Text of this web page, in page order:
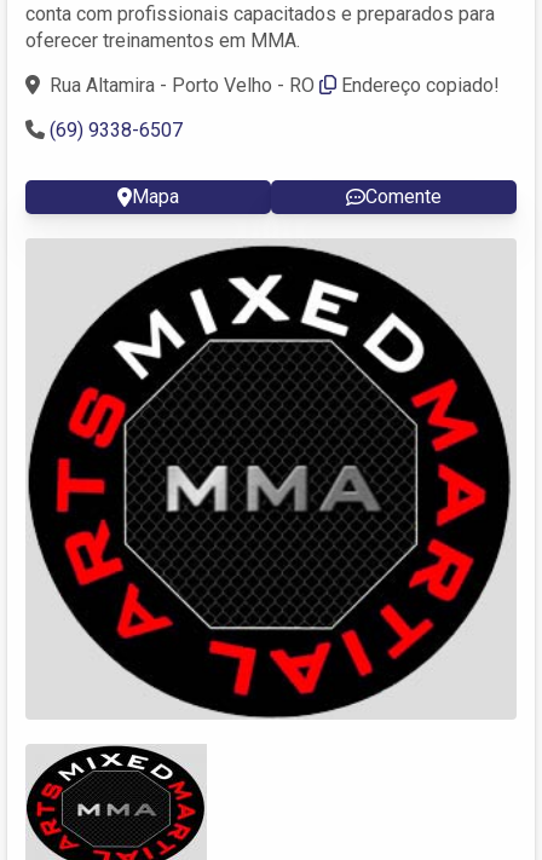
conta com profissionais capacitados e preparados para
oferecer treinamentos em MMA.
Rua Altamira - Porto Velho - RO
Endereço copiado!
(69) 9338-6507
Mapa Comente